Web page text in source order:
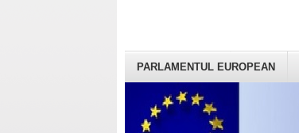
PARLAMENTUL EUROPEAN